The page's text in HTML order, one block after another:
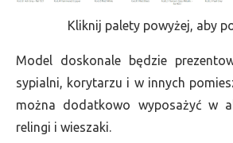
Kliknij palety powyżej, aby
Model doskonale będzie
sypialni, korytarzu i w innych
można dodatkowo wyposażyć w
relingi i wieszaki.